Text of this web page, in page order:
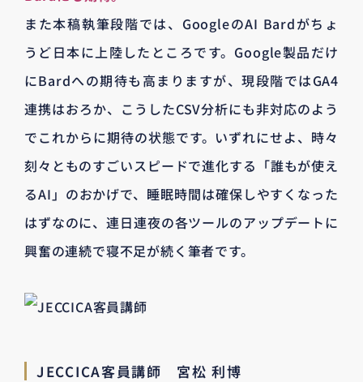
また本稿執筆段階では、GoogleのAI Bardがちょ
うど日本に上陸したところです。Google製品だけ
にBardへの期待も高まりますが、現段階ではGA4
連携はおろか、こうしたCSV分析にも非対応のよう
でこれからに期待の状態です。いずれにせよ、時々
刻々とものすごいスピードで進化する「誰もが使え
るAI」のおかげで、睡眠時間は確保しやすくなった
はずなのに、連日連夜の各ツールのアップデートに
興奮の連続で寝不足が続く筆者です。
JECCICA客員講師 宮松 利博